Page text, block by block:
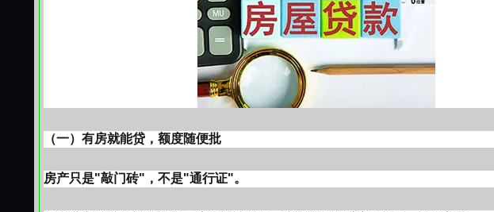
（一）有房就能贷，额度随便批
房产只是"敲门砖"，不是"通行证"。